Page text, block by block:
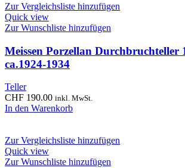
Zur Vergleichsliste hinzufügen
Quick view
Zur Wunschliste hinzufügen
Meissen Porzellan Durchbruchteller
ca.1924-1934
Teller
CHF 190.00 inkl. MwSt.
In den Warenkorb
Zur Vergleichsliste hinzufügen
Quick view
Zur Wunschliste hinzufügen